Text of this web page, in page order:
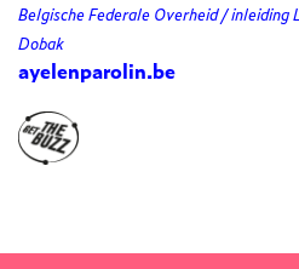
Belgische Federale Overheid /
Dobak
ayelenparolin.be